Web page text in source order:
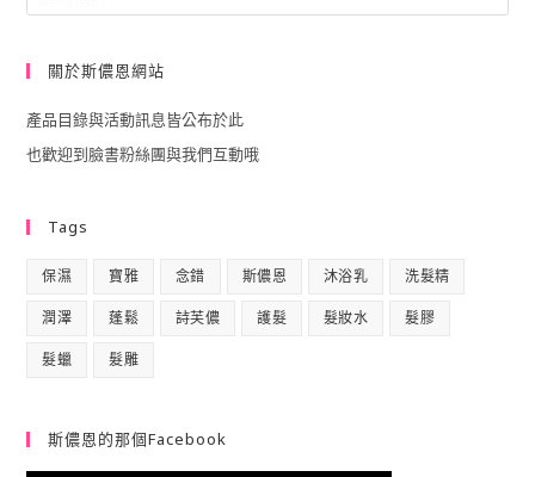
關於斯儂恩網站
產品目錄與活動訊息皆公布於此
也歡迎到臉書粉絲團與我們互動哦
Tags
保濕 寶雅 念錯 斯儂恩 沐浴乳 洗髮精
潤澤 蓬鬆 詩芙儂 護髮 髮妝水 髮膠
髮蠟 髮雕
斯儂恩的那個Facebook